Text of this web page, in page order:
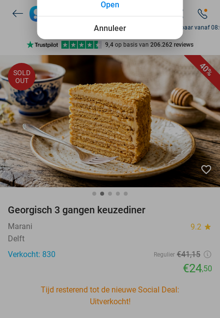
7 dagen per week beschikbaar
9,4 op basis van 206.262 reviews
Ontdek 15.000+ deals
7 dagen per week beschikbaar
10+ miljoen leden
Bereikbaar vanaf
40%
SOLD
OUT
favorite_border
Georgisch 3 gangen keuzediner
Marani 9.2 star
Delft
Verkocht: 830
Regulier €41,15
€24,50
Tijd resterend tot de nieuwe Social Deal:
Uitverkocht!
Annuleer
Open